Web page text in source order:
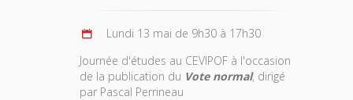
Lundi 13 mai de 9h30 à 17h30
Journée d'études au CEVIPOF à l'occasion
de la publication du Vote normal, dirigé
par Pascal Perrineau